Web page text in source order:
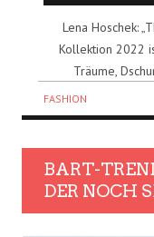
Lena Hoschek:
Kollektion 2022
Träume,
FASHION
BART-
DER NOCH